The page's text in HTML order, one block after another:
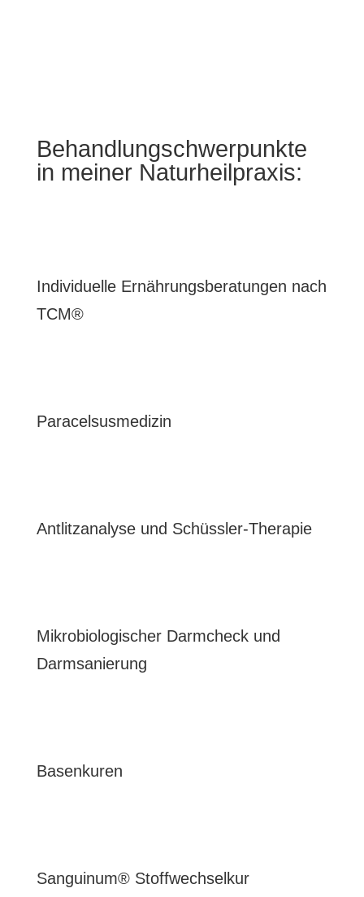
Behandlungschwerpunkte
in meiner Naturheilpraxis:
Individuelle Ernährungsberatungen nach
TCM®
Paracelsusmedizin
Antlitzanalyse und Schüssler-Therapie
Mikrobiologischer Darmcheck und
Darmsanierung
Basenkuren
Sanguinum® Stoffwechselkur